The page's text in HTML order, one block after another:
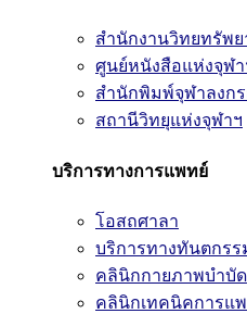
สำนักงานวิทยทรัพ
ศูนย์หนังสือแห่งจุฬา
สำนักพิมพ์จุฬาลงก
สถานีวิทยุแห่งจุฬาฯ
บริการทางการแพทย์
โอสถศาลา
บริการทางทันตกรร
คลินิกกายภาพบำบัด
คลินิกเทคนิคการแ